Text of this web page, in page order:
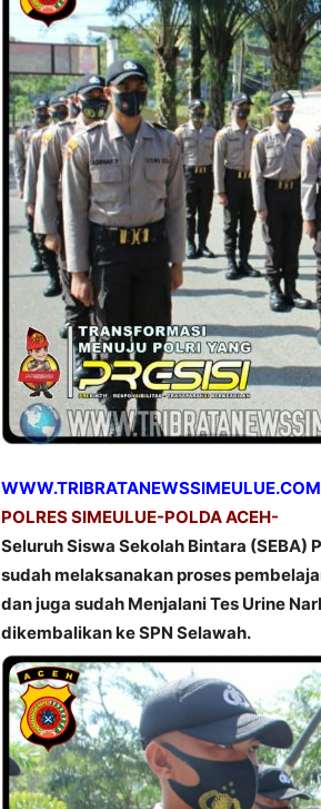
POLRES SIMEULUE-POLDA ACEH-
Seluruh Siswa Sekolah Bintara (SEBA)
sudah melaksanakan proses
dan juga sudah Menjalani Tes Urine
dikembalikan ke SPN Selawah.